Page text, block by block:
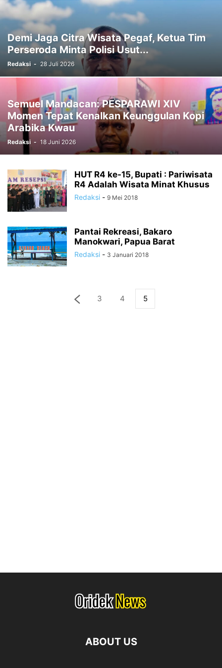
RELIGI SOCCER SORONG
SPORTS STTP MANOKWARI SUARA DARI KAMPUNG
TAK BERKATEGORI TAMBRAUW TEKNOLOGI TELUK BINTUNI
TELUK WONDAMA TIMIKA VIDEO
Demi Jaga Citra Wisata Pegaf, Ketua Tim
Perseroda Minta Polisi Usut...
Redaksi - 28 Juli 2026
Semuel Mandacan: PESPARAWI XIV
Momen Tepat Kenalkan Keunggulan Kopi
Arabika Kwau
Redaksi - 18 Juni 2026
HUT R4 ke-15, Bupati : Pariwisata
R4 Adalah Wisata Minat Khusus
Redaksi - 9 Mei 2018
Pantai Rekreasi, Bakaro
Manokwari, Papua Barat
Redaksi - 3 Januari 2018
3 4 5
ABOUT US